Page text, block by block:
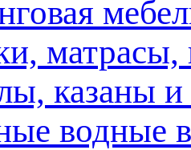
казаны и
водные